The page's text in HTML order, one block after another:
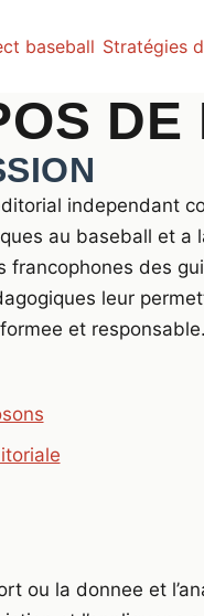
baseball Stratégies
DE
independant
au baseball et
francophones des
leur
et responsable.
ou la donnee et